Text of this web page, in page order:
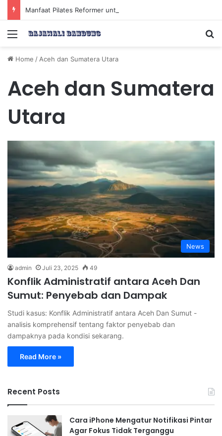
Menu
Home / Aceh dan Sumatera Utara
Aceh dan Sumatera
Utara
News
admin Juli 23, 2025 49
Konflik Administratif antara Aceh Dan
Sumut: Penyebab dan Dampak
Studi kasus: Konflik Administratif antara Aceh Dan Sumut -
analisis komprehensif tentang faktor penyebab dan
dampaknya pada kondisi sekarang.
Read More »
Recent Posts
Cara iPhone Mengatur Notifikasi Pintar
Agar Fokus Tidak Terganggu